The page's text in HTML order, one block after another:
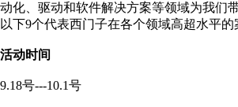
动化、驱动和软件解决方案等领域为我们
以下9个代表西门子在各个领域高超水平
活动时间
9.18号---10.1号